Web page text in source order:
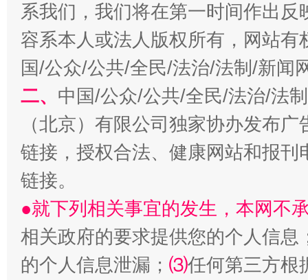
揭开“小金库”的免责幌子
系我们，我们将在第一时间作出
容系本人或法人版权所有，网站
国/公众/公共/全民/法治/法制/新闻
二、 中国/公众/公共/全民/法治/法
（北京）有限公司独家协办发布
链接，授权合法、健康网站和报
链接。
●就下列相关事宜的发生，本网不
相关政府的要求提供您的个人信息
的个人信息泄漏； ⑶任何第三方根